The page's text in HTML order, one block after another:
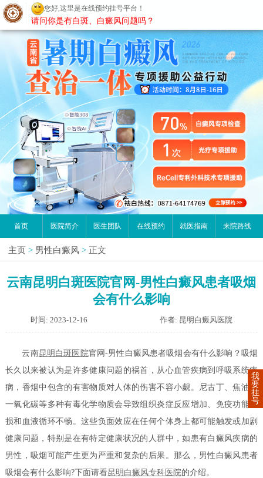
昆明白癜风医院
首页 医院简介 医生团队 在线预约 就医指南 来院路线
主页 > 男性白癜风 > 正文
云南昆明白斑医院官网-男性白癜风患者吸烟
会有什么影响
时间: 2023-12-16 作者: 昆明白癜风医院
云南昆明白斑医院官网-男性白癜风患者吸烟会有什么影响？吸烟
长久以来被认为是许多健康问题的祸首，从心血管疾病到呼吸系统疾
病，香烟中包含的有害物质对人体的伤害不容小觑。尼古丁、焦油和
一氧化碳等多种有毒化学物质会导致组织炎症反应增加、免疫功能受
损和血液循环不畅。这些负面效应在任何个体身上都可能触发或加剧
健康问题，特别是在有特定健康状况的人群中，如患有白癜风疾病的
男性，吸烟可能产生更为严重和复杂的后果。那么，男性白癜风患者
吸烟会有什么影响?下面请看昆明白癜风专科医院的介绍。
我
要
挂
号
您好,这里是在线预约挂号平台！
请问你是有白斑、白癜风问题吗？